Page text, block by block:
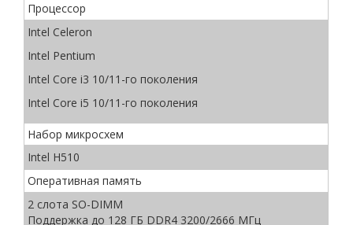
Процессор
Intel Celeron
Intel Pentium
Intel Core i3 10/11-го поколения
Intel Core i5 10/11-го поколения
Набор микросхем
Intel H510
Оперативная память
2 слота SO-DIMM
Поддержка до 128 ГБ DDR4 3200/2666 МГц